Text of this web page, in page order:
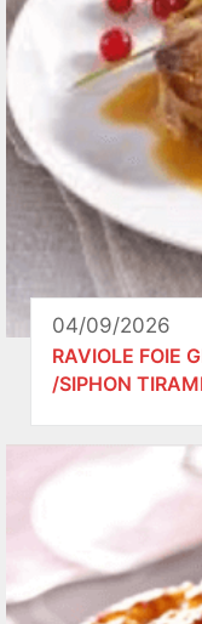
04/09/2026
RAVIOLE FOIE
/SIPHON